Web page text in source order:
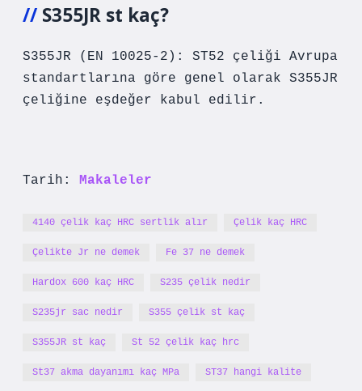
S355JR st kaç?
S355JR (EN 10025-2): ST52 çeliği Avrupa
standartlarına göre genel olarak S355JR
çeliğine eşdeğer kabul edilir.
Tarih: Makaleler
4140 çelik kaç HRC sertlik alır Çelik kaç HRC
Çelikte Jr ne demek Fe 37 ne demek
Hardox 600 kaç HRC S235 çelik nedir
S235jr sac nedir S355 çelik st kaç
S355JR st kaç St 52 çelik kaç hrc
St37 akma dayanımı kaç MPa ST37 hangi kalite